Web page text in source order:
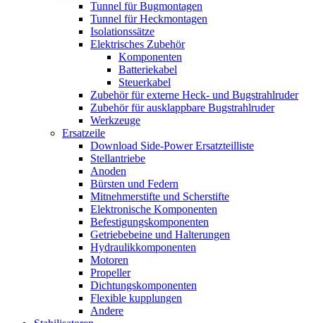
Tunnel für Bugmontagen
Tunnel für Heckmontagen
Isolationssätze
Elektrisches Zubehör
Komponenten
Batteriekabel
Steuerkabel
Zubehör für externe Heck- und Bugstrahlruder
Zubehör für ausklappbare Bugstrahlruder
Werkzeuge
Ersatzeile
Download Side-Power Ersatzteilliste
Stellantriebe
Anoden
Bürsten und Federn
Mitnehmerstifte und Scherstifte
Elektronische Komponenten
Befestigungskomponenten
Getriebebeine und Halterungen
Hydraulikkomponenten
Motoren
Propeller
Dichtungskomponenten
Flexible kupplungen
Andere